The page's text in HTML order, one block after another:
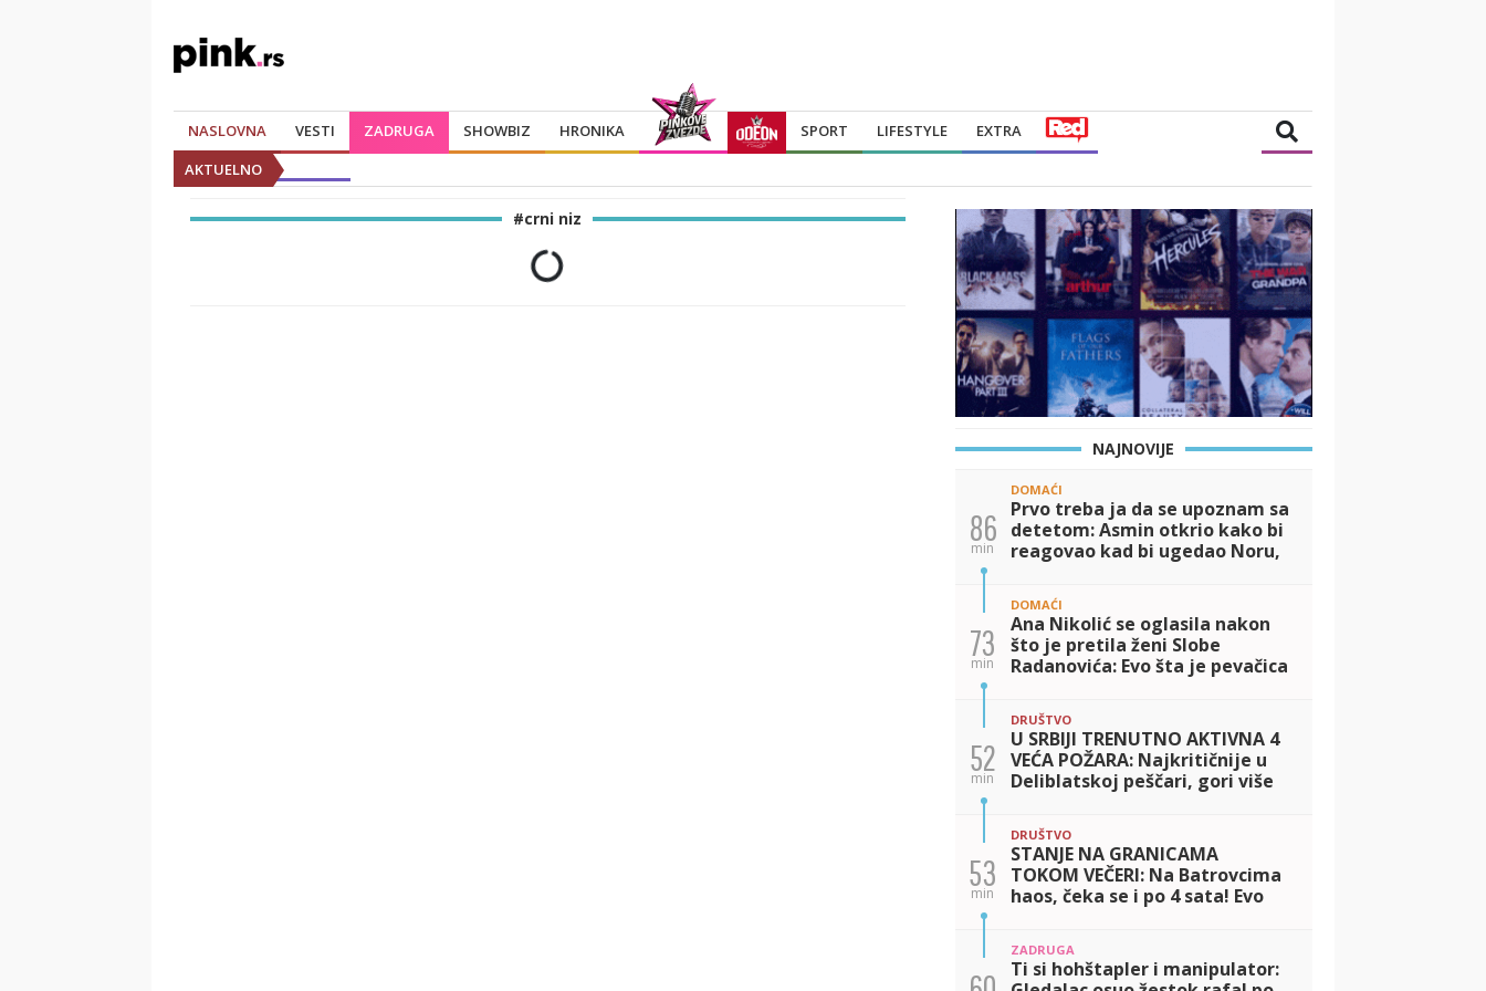
NASLOVNA VESTI ZADRUGA SHOWBIZ HRONIKA SPORT LIFESTYLE
EXTRA
AKTUELNO
#crni niz
NAJNOVIJE
86
min
DOMAĆI
Prvo treba ja da se upoznam sa
detetom: Asmin otkrio kako bi
reagovao kad bi ugedao Noru,
Aneli! (VIDEO)
73
min
DOMAĆI
Ana Nikolić se oglasila nakon
što je pretila ženi Slobe
Radanovića: Evo šta je pevačica
52
min
DRUŠTVO
U SRBIJI TRENUTNO AKTIVNA 4
VEĆA POŽARA: Najkritičnije u
Deliblatskoj peščari, gori više
pripadnika, gase i helikopteri
53
min
DRUŠTVO
STANJE NA GRANICAMA
TOKOM VEČERI: Na Batrovcima
haos, čeka se i po 4 sata! Evo
ZADRUGA
Ti si hohštapler i manipulator: